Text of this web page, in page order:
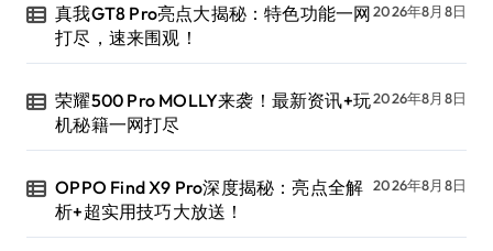
真我GT8 Pro亮点大揭秘：特色功能一网
打尽，速来围观！
2026年8月8日
荣耀500 Pro MOLLY来袭！最新资讯+玩
机秘籍一网打尽
2026年8月8日
OPPO Find X9 Pro深度揭秘：亮点全解
析+超实用技巧大放送！
2026年8月8日